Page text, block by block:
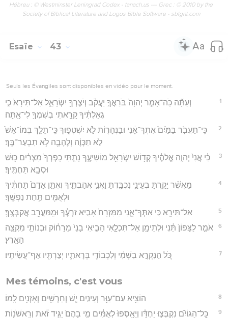
Hébreu : © Westminster Leningrad Codex - tanach.us --- Grec : © 2010 by the
Society of Biblical Literature and Logos Bible Software - sblgnt.com
Esaïe 43
Seuls les Évangiles sont disponibles en vidéo pour le moment.
1
וְעַתָּ֞ה כֹּֽה־אָמַ֤ר יְהוָה֙ בֹּרַאֲךָ֣ יַעֲקֹ֔ב וְיֹצֶרְךָ֖ יִשְׂרָאֵ֑ל אַל־תִּירָא֙ כִּ֣י
גְאַלְתִּ֔יךָ קָרָ֥אתִי בְשִׁמְךָ֖ לִי־אָֽתָּה׃
2
כִּֽי־תַעֲבֹ֤ר בַּמַּ֙יִם֙ אִתְּךָ־אָ֔נִי וּבַנְּהָר֖וֹת לֹ֣א יִשְׁטְפ֑וּךָ כִּֽי־תֵלֵ֤ךְ בְּמוֹ־אֵשׁ֙
לֹ֣א תִכָּוֶ֔ה וְלֶהָבָ֖ה לֹ֥א תִבְעַר־בָּֽךְ׃
3
כִּ֗י אֲנִי֙ יְהוָ֣ה אֱלֹהֶ֔יךָ קְד֥וֹשׁ יִשְׂרָאֵ֖ל מוֹשִׁיעֶ֑ךָ נָתַ֤תִּי כָפְרְךָ֙ מִצְרַ֔יִם כּ֥וּשׁ
וּסְבָ֖א תַּחְתֶּֽיךָ׃
4
מֵאֲשֶׁ֨ר יָקַ֧רְתָּ בְעֵינַ֛י נִכְבַּ֖דְתָּ וַאֲנִ֣י אֲהַבְתִּ֑יךָ וְאֶתֵּ֤ן אָדָם֙ תַּחְתֶּ֔יךָ
וּלְאֻמִּ֖ים תַּ֥חַת נַפְשֶֽׁךָ׃
5 אַל־תִּירָ֖א כִּ֣י אִתְּךָ־אָ֑נִי מִמִּזְרָח֙ אָבִ֣יא זַרְעֶ֔ךָ וּמִֽמַּעֲרָ֖ב אֲקַבְּצֶֽךָּ׃
6
אֹמַ֤ר לַצָּפוֹן֙ תֵּ֔נִי וּלְתֵימָ֖ן אַל־תִּכְלָ֑אִי הָבִ֤יאִי בָנַי֙ מֵרָח֔וֹק וּבְנוֹתַ֖י מִקְצֵ֥ה
הָאָֽרֶץ׃
7 כֹּ֚ל הַנִּקְרָ֣א בִשְׁמִ֔י וְלִכְבוֹדִ֖י בְּרָאתִ֑יו יְצַרְתִּ֖יו אַף־עֲשִׂיתִֽיו׃
Mes témoins, c'est vous
8 הוֹצִ֥יא עַם־עִוֵּ֖ר וְעֵינַ֣יִם יֵ֑שׁ וְחֵרְשִׁ֖ים וְאָזְנַ֥יִם לָֽמוֹ׃
9 כָּֽל־הַגּוֹיִ֞ם נִקְבְּצ֣וּ יַחְדָּ֗ו וְיֵאָֽסְפוּ֙ לְאֻמִּ֔ים מִ֤י בָהֶם֙ יַגִּ֣יד זֹ֔את וְרִֽאשֹׁנ֖וֹת